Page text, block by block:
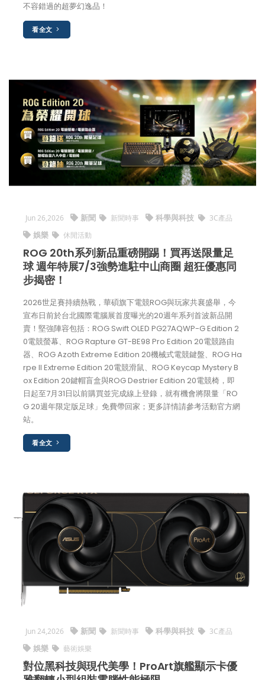
不容錯過的超夢幻逸品！
看全文
Jun 26,2026 新聞 新聞時事 科學與科技 3C產品
娛樂 休閒活動
ROG 20th系列新品重磅開踢！買再送限量足
球 週年特展7/3強勢進駐中山商圈 超狂優惠同
步揭密！
2026世足賽持續熱戰，華碩旗下電競ROG與玩家共襄盛舉，今
宣布日前於台北國際電腦展首度曝光的20週年系列首波新品開
賣！堅強陣容包括：ROG Swift OLED PG27AQWP-G Edition 2
0電競螢幕、ROG Rapture GT-BE98 Pro Edition 20電競路由
器、ROG Azoth Extreme Edition 20機械式電競鍵盤、ROG Ha
rpe II Extreme Edition 20電競滑鼠、ROG Keycap Mystery B
ox Edition 20鍵帽盲盒與ROG Destrier Edition 20電競椅，即
日起至7月31日以前購買並完成線上登錄，就有機會將限量「RO
G 20週年限定版足球」免費帶回家；更多詳情請參考活動官方網
站。
看全文
Jun 24,2026 新聞 新聞時事 科學與科技 3C產品
娛樂 藝術娛樂
對位黑科技與現代美學！ProArt旗艦顯示卡優